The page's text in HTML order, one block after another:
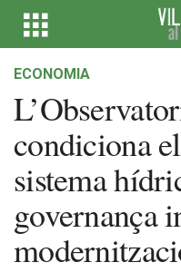
ECONOMIA
condiciona
sistema
governança